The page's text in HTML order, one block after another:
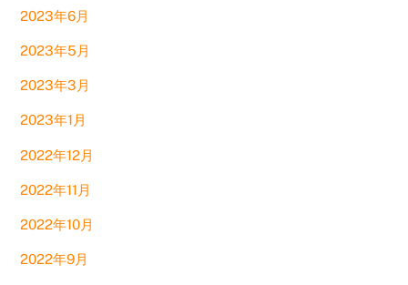
2023年6月
2023年5月
2023年3月
2023年1月
2022年12月
2022年11月
2022年10月
2022年9月